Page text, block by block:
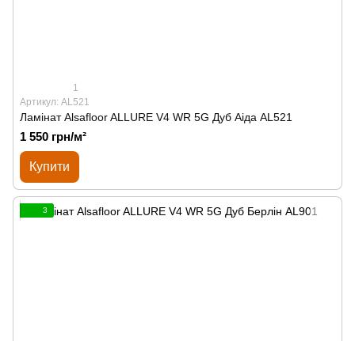
1
Артикул: AL521
Ламінат Alsafloor ALLURE V4 WR 5G Дуб Аіда AL521
1 550 грн/м²
Купити
3